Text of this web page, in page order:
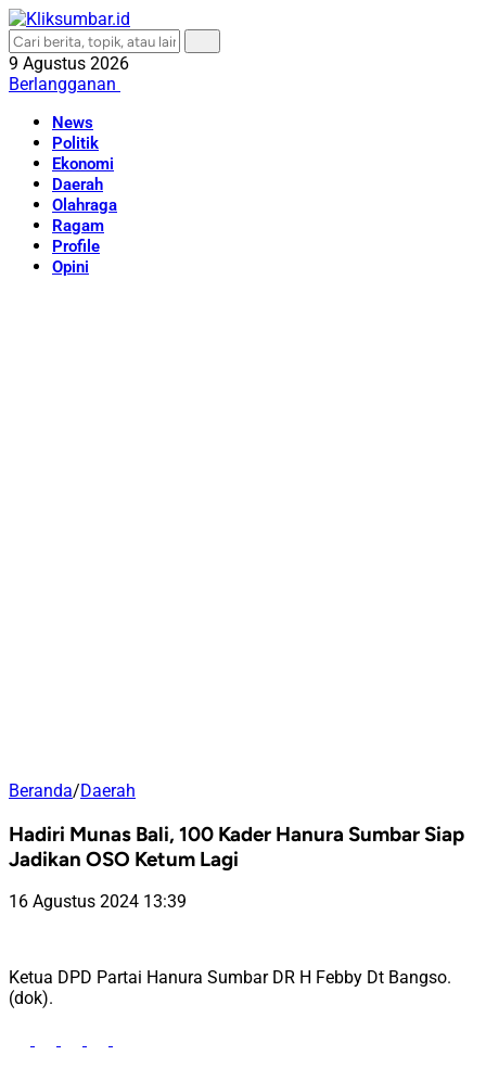
9 Agustus 2026
Berlangganan
News
Politik
Ekonomi
Daerah
Olahraga
Ragam
Profile
Opini
Beranda/Daerah
Hadiri Munas Bali, 100 Kader Hanura Sumbar Siap
Jadikan OSO Ketum Lagi
16 Agustus 2024 13:39
Ketua DPD Partai Hanura Sumbar DR H Febby Dt Bangso.
(dok).